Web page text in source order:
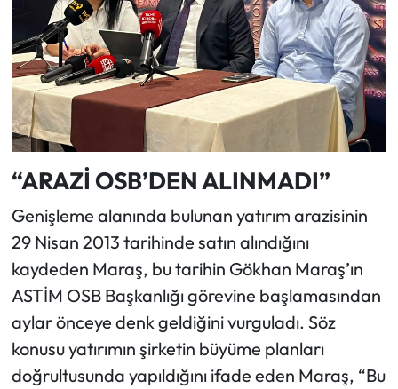
“ARAZİ OSB’DEN ALINMADI”
Genişleme alanında bulunan yatırım arazisinin
29 Nisan 2013 tarihinde satın alındığını
kaydeden Maraş, bu tarihin Gökhan Maraş’ın
ASTİM OSB Başkanlığı görevine başlamasından
aylar önceye denk geldiğini vurguladı. Söz
konusu yatırımın şirketin büyüme planları
doğrultusunda yapıldığını ifade eden Maraş, “Bu